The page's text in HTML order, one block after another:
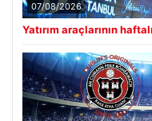
07/08/2026
Yatırım araçlarının